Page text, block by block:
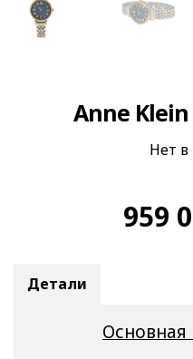
Anne Klein
Нет
959
Детали